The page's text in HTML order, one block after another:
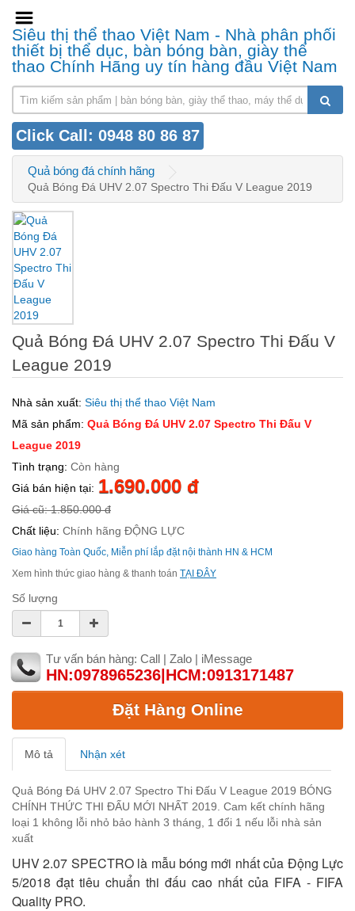
Siêu thị thể thao Việt Nam - Nhà phân phối
thiết bị thể dục, bàn bóng bàn, giày thể
thao Chính Hãng uy tín hàng đầu Việt Nam
Click Call: 0948 80 86 87
Quả bóng đá chính hãng
Quả Bóng Đá UHV 2.07 Spectro Thi Đấu V League 2019
Quả Bóng Đá UHV 2.07 Spectro Thi Đấu V
League 2019
Nhà sản xuất: Siêu thị thể thao Việt Nam
Mã sản phẩm: Quả Bóng Đá UHV 2.07 Spectro Thi Đấu V
League 2019
Tình trạng: Còn hàng
Giá bán hiện tại: 1.690.000 đ
Giá cũ: 1.850.000 đ
Chất liệu: Chính hãng ĐỘNG LỰC
Giao hàng Toàn Quốc, Miễn phí lắp đặt nội thành HN & HCM
Xem hình thức giao hàng & thanh toán TẠI ĐÂY
Số lượng
Tư vấn bán hàng: Call | Zalo | iMessage
HN:0978965236|HCM:0913171487
Đặt Hàng Online
Mô tả Nhận xét
Quả Bóng Đá UHV 2.07 Spectro Thi Đấu V League 2019 BÓNG
CHÍNH THỨC THI ĐẤU MỚI NHẤT 2019. Cam kết chính hãng
loại 1 không lỗi nhỏ bảo hành 3 tháng, 1 đổi 1 nếu lỗi nhà sản
xuất
UHV 2.07 SPECTRO là mẫu bóng mới nhất của Động Lực
5/2018 đạt tiêu chuẩn thi đấu cao nhất của FIFA - FIFA
Quality PRO.